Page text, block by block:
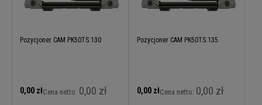
Pozycjoner CAM PK50TS.130
0,00 złCena netto: 0,00 zł
Pozycjoner CAM PK50TS.135
0,00 złCena netto: 0,00 zł